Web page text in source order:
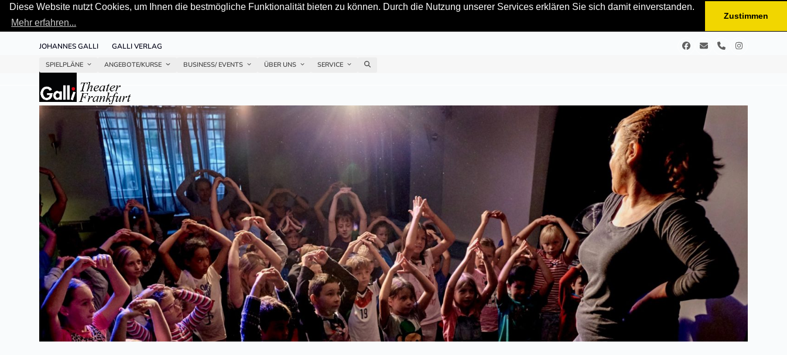
Diese Website nutzt Cookies, um Ihnen die bestmögliche Funktionalität bieten zu können. Durch die Nutzung unserer Services erklären Sie sich damit einverstanden.
Mehr erfahren...
Zustimmen
JOHANNES GALLI GALLI VERLAG Facebook
E- TelefonInstagram
SPIELPLÄNE ANGEBOTE/KURSE BUSINESS/ EVENTS ÜBER UNS SERVICE